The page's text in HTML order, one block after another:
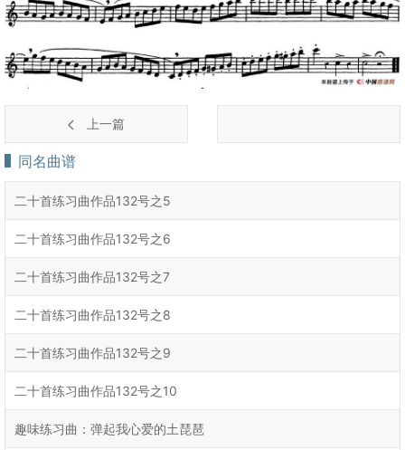
上一篇
同名曲谱
二十首练习曲作品132号之5
二十首练习曲作品132号之6
二十首练习曲作品132号之7
二十首练习曲作品132号之8
二十首练习曲作品132号之9
二十首练习曲作品132号之10
趣味练习曲：弹起我心爱的土琵琶